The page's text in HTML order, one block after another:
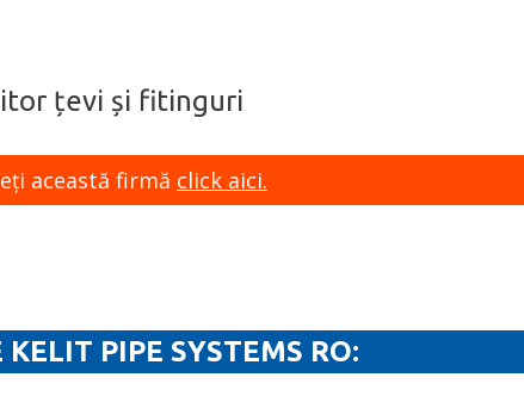
țevi și fitinguri
această firmă click aici.
PIPE SYSTEMS RO: